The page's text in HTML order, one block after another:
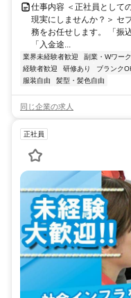
仕事内容 ＜正社員として
現実にしませんか？＞ セ
務をお任せします。 「振
「入金途...
業界未経験者歓迎 副業・Wワー
経験者歓迎
研修あり ブランク
服装自由
髪型・髪色自由
同じ企業の求人
正社員